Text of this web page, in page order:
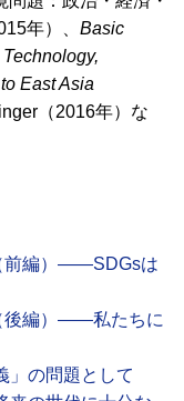
年）、 Basic
East Asia
（2016年）な
前編）――SDGsは
後編）――私たちに
の問題として